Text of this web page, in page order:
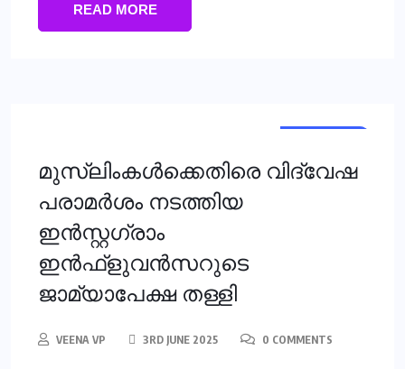
READ MORE
മുസ്‌ലിംകള്‍ക്കെതിരെ വിദ്വേഷ
പരാമര്‍ശം നടത്തിയ
ഇന്‍സ്റ്റഗ്രാം
ഇന്‍ഫ്ളുവന്‍സറുടെ
ജാമ്യാപേക്ഷ തള്ളി
VEENA VP 3RD JUNE 2025 0 COMMENTS